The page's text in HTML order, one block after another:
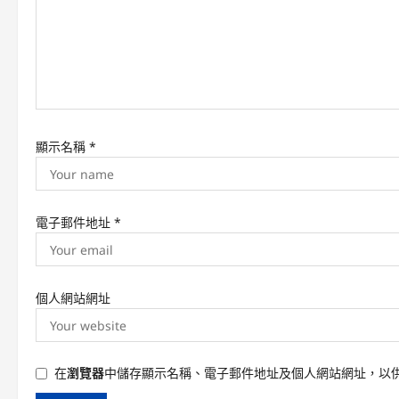
顯示名稱 *
電子郵件地址 *
個人網站網址
在瀏覽器中儲存顯示名稱、電子郵件地址及個人網站網址，以